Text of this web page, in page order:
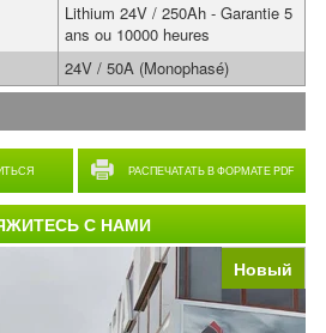
Новый
РАСПЕЧАТАТЬ В ФОРМАТЕ PDF
Lithium 24V / 250Ah - Garantie 5
ans ou 10000 heures
24V / 50A (Monophasé)
С НАМИ